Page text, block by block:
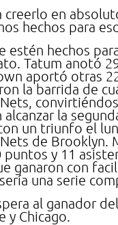
creerlo en
hechos para
estén hechos
Tatum anotó
aportó otras
la barrida de
la
un triunfo el
de Brooklyn.
puntos y 11
ganaron con
una serie
al ganador
y Chicago.